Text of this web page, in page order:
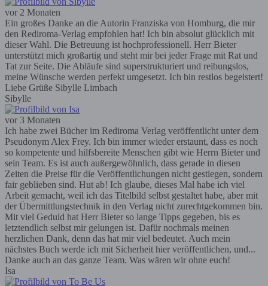
vor 2 Monaten
Ein großes Danke an die Autorin Franziska von Homburg, die mir
den Rediroma-Verlag empfohlen hat! Ich bin absolut glücklich mit
dieser Wahl. Die Betreuung ist hochprofessionell. Herr Bieter
unterstützt mich großartig und steht mir bei jeder Frage mit Rat und
Tat zur Seite. Die Abläufe sind superstrukturiert und reibungslos,
meine Wünsche werden perfekt umgesetzt. Ich bin restlos begeistert!
Liebe Grüße Sibylle Limbach
Sibylle
vor 3 Monaten
Ich habe zwei Bücher im Rediroma Verlag veröffentlicht unter dem
Pseudonym Alex Frey. Ich bin immer wieder erstaunt, dass es noch
so kompetente und hilfsbereite Menschen gibt wie Herrn Bieter und
sein Team. Es ist auch außergewöhnlich, dass gerade in diesen
Zeiten die Preise für die Veröffentlichungen nicht gestiegen, sondern
fair geblieben sind. Hut ab! Ich glaube, dieses Mal habe ich viel
Arbeit gemacht, weil ich das Titelbild selbst gestaltet habe, aber mit
der Übermittlungstechnik in den Verlag nicht zurechtgekommen bin.
Mit viel Geduld hat Herr Bieter so lange Tipps gegeben, bis es
letztendlich selbst mir gelungen ist. Dafür nochmals meinen
herzlichen Dank, denn das hat mir viel bedeutet. Auch mein
nächstes Buch werde ich mit Sicherheit hier veröffentlichen, und...
Danke auch an das ganze Team. Was wären wir ohne euch!
Isa